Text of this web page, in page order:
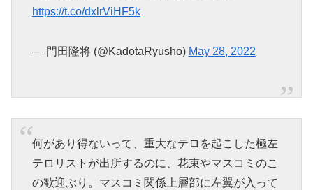
https://t.co/dxlrViHF5k
— 門田隆将 (@KadotaRyusho) May 28, 2022
何があり得ないって、重大なテロを起こした極左
テロリストが出所するのに、花束やマスコミのこ
の歓迎ぶり。マスコミ関係上層部に左翼が入って